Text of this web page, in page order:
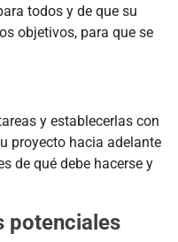
todos y de que su
objetivos, para que se
y establecerlas con
proyecto hacia adelante
de qué debe hacerse y
potenciales